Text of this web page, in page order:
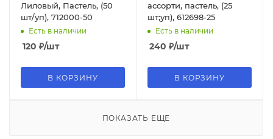
Лиловый, Пастель, (50
шт/уп), 712000-50
Есть в наличии
120 ₽/шт
В КОРЗИНУ
ассорти, пастель, (25
шт;уп), 612698-25
Есть в наличии
240 ₽/шт
В КОРЗИНУ
ПОКАЗАТЬ ЕЩЕ